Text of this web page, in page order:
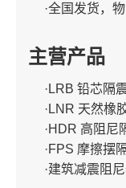
·全国发货，
主营产品
·LRB 铅芯隔
·LNR 天然橡
·HDR 高阻尼
·FPS 摩擦摆
·建筑减震阻